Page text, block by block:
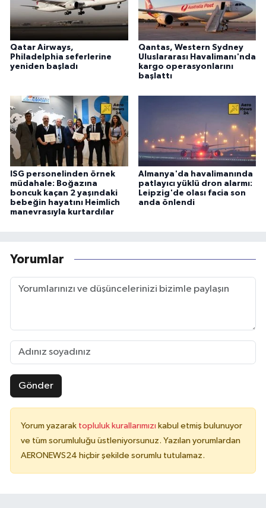
Qatar Airways,
Philadelphia seferlerine
yeniden başladı
Qantas, Western Sydney
Uluslararası Havalimanı'nda
kargo operasyonlarını
başlattı
ISG personelinden örnek
müdahale: Boğazına
boncuk kaçan 2 yaşındaki
bebeğin hayatını Heimlich
manevrasıyla kurtardılar
Almanya'da havalimanında
patlayıcı yüklü dron alarmı:
Leipzig'de olası facia son
anda önlendi
Yorumlar
Gönder
Yorum yazarak topluluk kurallarımızı kabul etmiş bulunuyor
ve tüm sorumluluğu üstleniyorsunuz. Yazılan yorumlardan
AERONEWS24 hiçbir şekilde sorumlu tutulamaz.